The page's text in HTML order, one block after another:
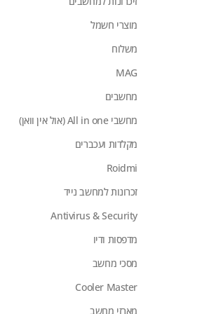
מוצרי חשמל
משלוח
MAG
מחשבים
מחשבי All in one (אול אין וואן)
מקלדות ועכברים
Roidmi
זכרונות למחשב נייד
Antivirus & Security
מדפסות ודיו
מסכי מחשב
Cooler Master
מארזי מחשב